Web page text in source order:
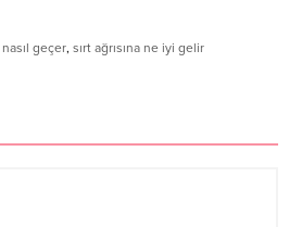
nasıl geçer, sırt ağrısına ne iyi gelir